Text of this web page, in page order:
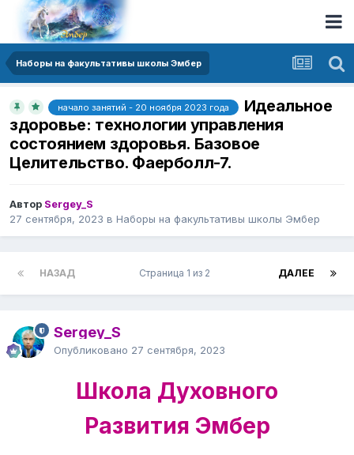
Наборы на факультативы школы Эмбер
начало занятий - 20 ноября 2023 года
Идеальное
здоровье: технологии управления
состоянием здоровья. Базовое
Целительство. Фаерболл-7.
Автор Sergey_S
27 сентября, 2023 в Наборы на факультативы школы Эмбер
НАЗАД ДАЛЕЕ
Страница 1 из 2
Sergey_S
Опубликовано 27 сентября, 2023
Школа Духовного
Развития Эмбер